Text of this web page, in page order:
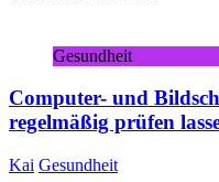
Gesundheit
Computer- und
regelmäßig prüfen
Kai Gesundheit